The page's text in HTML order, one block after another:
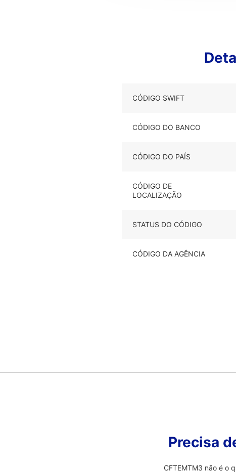
CÓDIGO SWIFT
CÓDIGO DO BANCO
CÓDIGO DO PAÍS
CÓDIGO DE
LOCALIZAÇÃO
STATUS DO CÓDIGO
CÓDIGO DA AGÊNCIA
Precisa
CFTEMTM3 não é o